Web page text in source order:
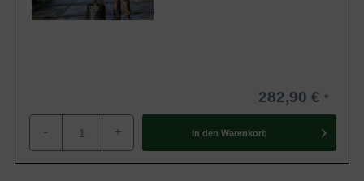
282,90 €
- + In den Warenkorb